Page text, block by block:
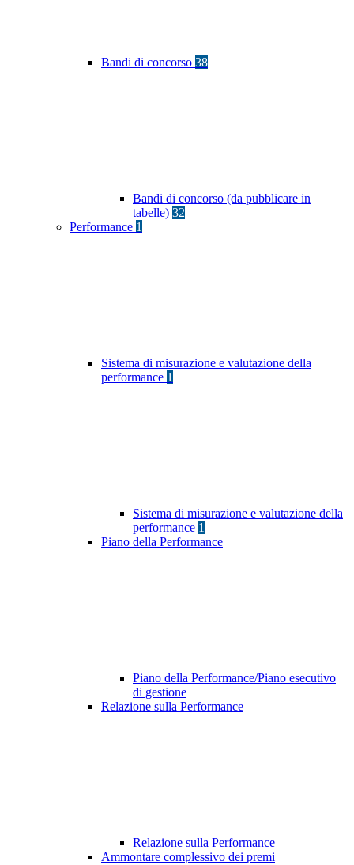
Bandi di concorso 38
Bandi di concorso (da pubblicare in
tabelle) 32
Performance 1
Sistema di misurazione e valutazione della
performance 1
Sistema di misurazione e valutazione della
performance 1
Piano della Performance
Piano della Performance/Piano esecutivo
di gestione
Relazione sulla Performance
Relazione sulla Performance
Ammontare complessivo dei premi